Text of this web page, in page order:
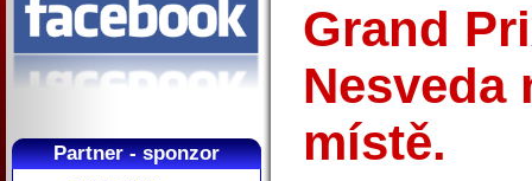
Partner - sponzor
Grand
Nesveda
místě.